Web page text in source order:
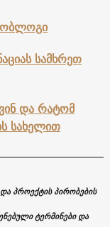
სამხრეთ
და რატომ
სახელით
პროექტის პირობების
ტერმინები და